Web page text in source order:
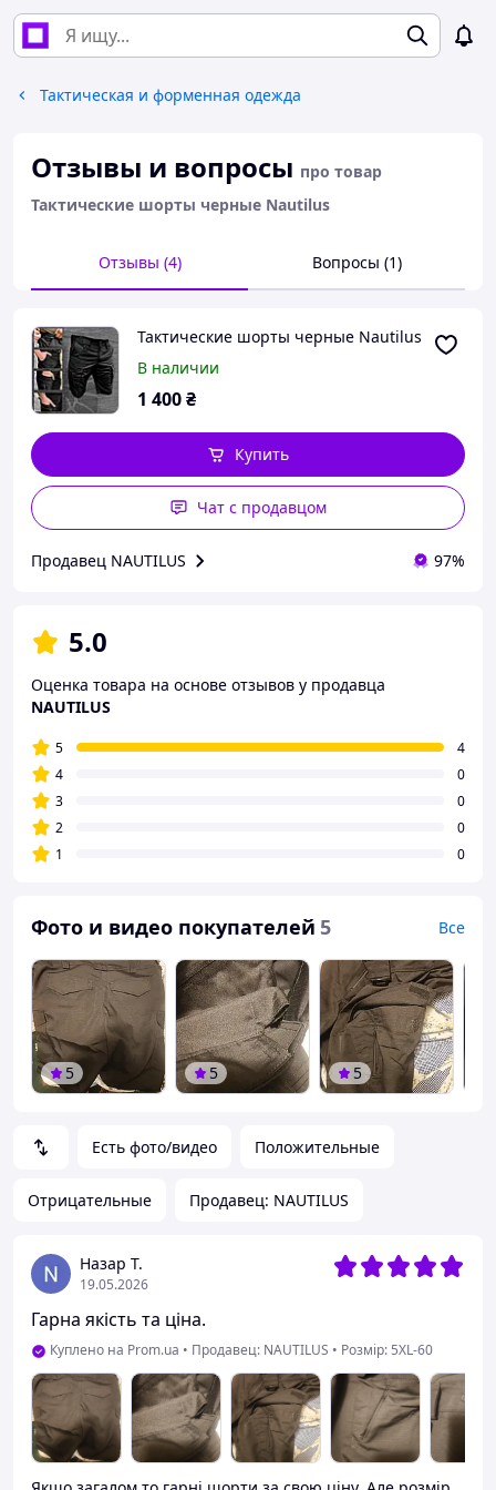
Тактическая и форменная одежда
Отзывы и вопросы про товар
Тактические шорты черные Nautilus
Отзывы (4) Вопросы (1)
Есть фото/видео Положительные
Отрицательные Продавец: NAUTILUS
Назар Т.
19.05.2026
Гарна якість та ціна.
Куплено на Prom.ua • Продавец: NAUTILUS • Розмір: 5XL-60
Тактические шорты черные Nautilus
В наличии
1 400₴
Купить
Чат с продавцом
Продавец NAUTILUS 97%
5.0
Оценка товара на основе отзывов у продавца
NAUTILUS
5
4
4
0
3
0
2
0
1
0
Фото и видео покупателей 5 Все
5 5 5